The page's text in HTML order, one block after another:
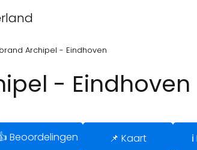
Archipel - Eindhoven
- Eindhoven
Beoordelingen 📌 Kaart